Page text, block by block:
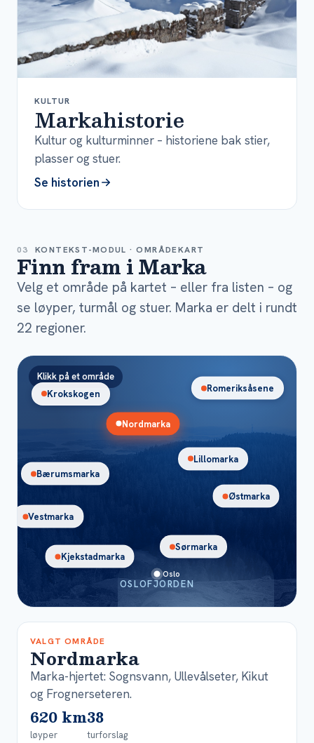
KULTUR
Markahistorie
Kultur og kulturminner – historiene bak stier,
plasser og stuer.
Se historien
03 KONTEKST-MODUL · OMRÅDEKART
Finn fram i Marka
Velg et område på kartet – eller fra listen – og
se løyper, turmål og stuer. Marka er delt i rundt
22 regioner.
OSLOFJORDEN
Oslo
Krokskogen
Nordmarka
Romeriksåsene
Lillomarka
Bærumsmarka
Østmarka
Vestmarka
Kjekstadmarka
Sørmarka
Klikk på et område
VALGT OMRÅDE
Nordmarka
Marka-hjertet: Sognsvann, Ullevålseter, Kikut
og Frognerseteren.
620 km
løyper
38
turforslag